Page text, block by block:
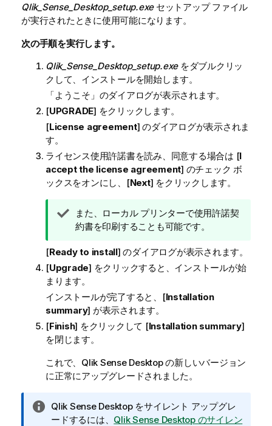
Qlik_Sense_Desktop_setup.exeセットアップ ファイル
が実行されたときに使用可能になります。
次の手順を実行します。
Qlik_Sense_Desktop_setup.exeをダブルクリッ
クして、インストールを開始します。
「ようこそ」のダイアログが表示されます。
[UPGRADE] をクリックします。
[License agreement] のダイアログが表示されま
す。
ライセンス使用許諾書を読み、同意する場合は [I
accept the license agreement] のチェック ボ
ックスをオンにし、[Next] をクリックします。
ヒ
ン
メ
モ
また、ローカル プリンターで使用許諾契
約書を印刷することも可能です。
[Ready to install] のダイアログが表示されます。
[Upgrade] をクリックすると、インストールが始
まります。
インストールが完了すると、[Installation
summary] が表示されます。
[Finish] をクリックして [Installation summary]
を閉じます。
これで、 Qlik Sense Desktopの新しいバージョン
に正常にアップグレードされました。
情
報
Qlik Sense Desktopをサイレント アップグレ
ードするには、 Qlik Sense Desktop のサイレン